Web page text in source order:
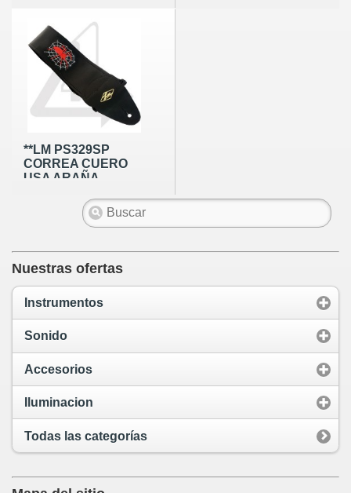
**LM PS329SP
CORREA CUERO
USA ARAÑA
Nuestras ofertas
Instrumentos
Sonido
Accesorios
Iluminacion
Todas las categorías